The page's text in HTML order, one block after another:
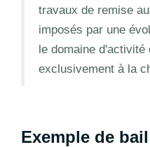
travaux de remise
imposés par une
le domaine d'activité
exclusivement à la
Exemple de